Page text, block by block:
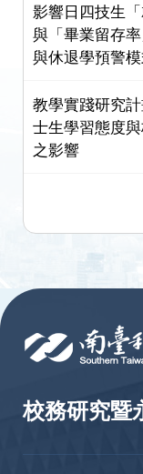
影響日四技生「
與「畢業留存
與休退學預警
教學實踐研究
士生學習態度
之影響
校務研究暨